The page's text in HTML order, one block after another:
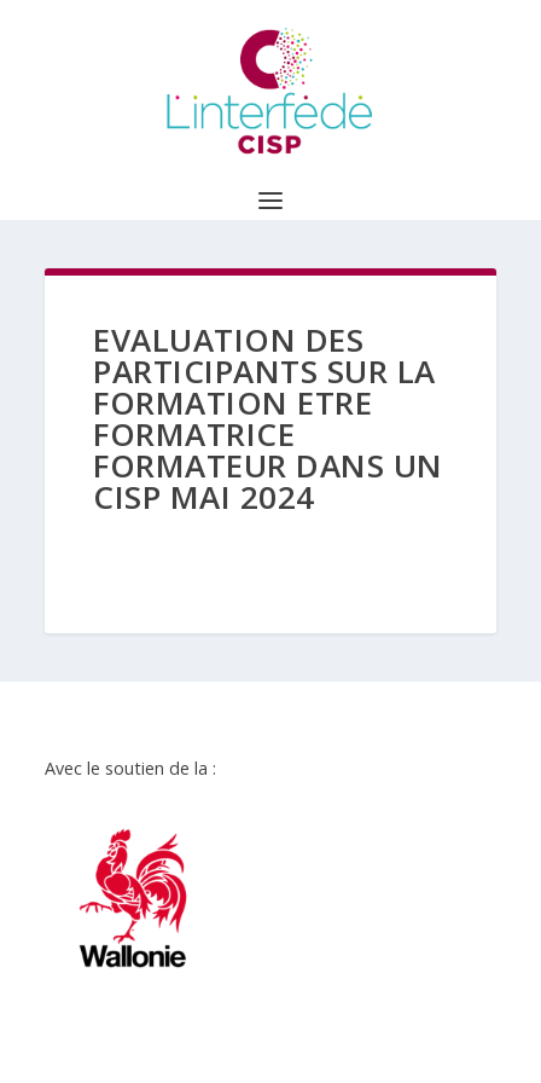
EVALUATION DES
PARTICIPANTS SUR LA
FORMATION ETRE
FORMATRICE
FORMATEUR DANS UN
CISP MAI 2024
Avec le soutien de la :